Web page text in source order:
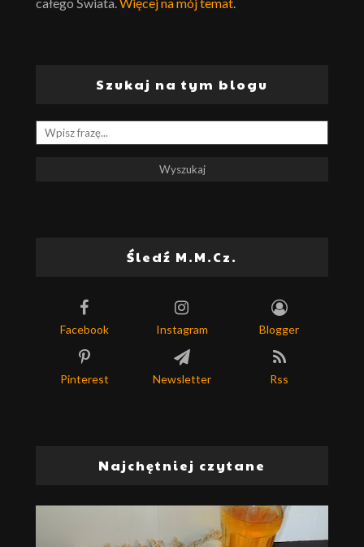
Szukaj na tym blogu
Śledź M.M.Cz.
Facebook Instagram Blogger
Pinterest Newsletter Rss
Najchętniej czytane